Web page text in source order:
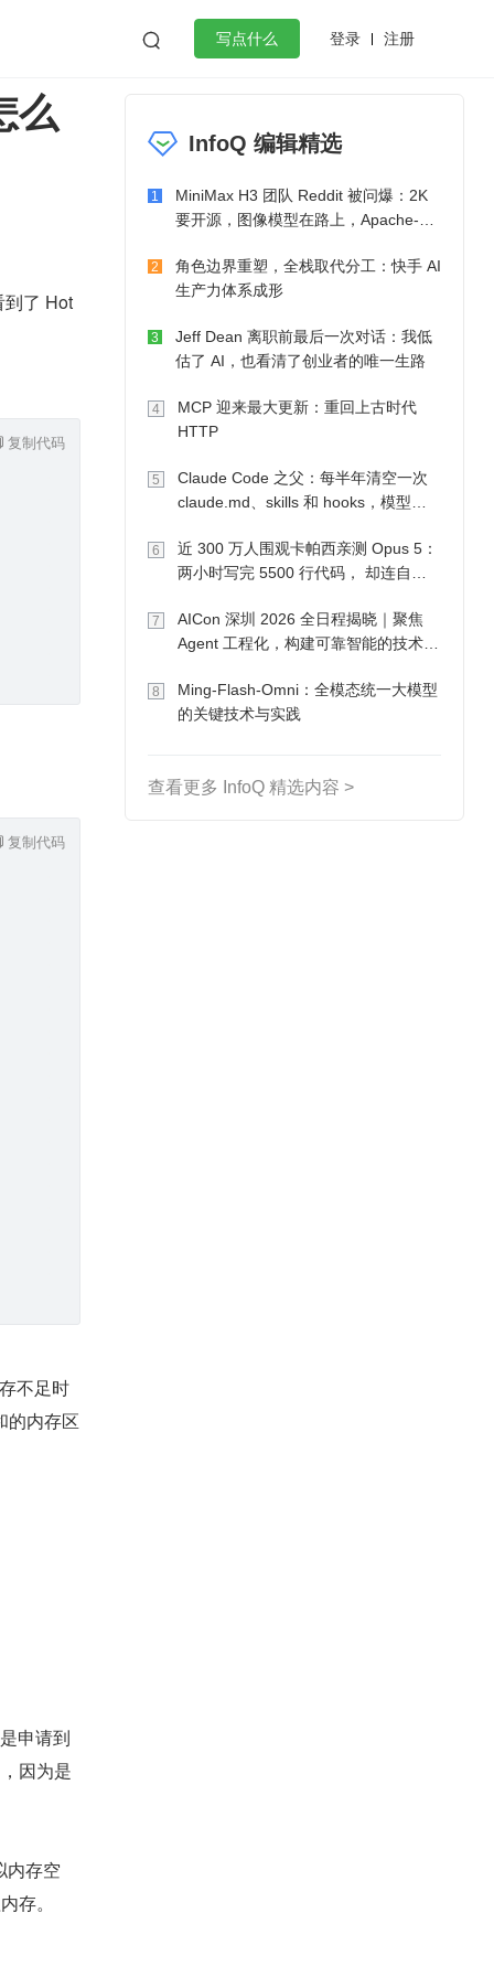
 写点什么 登录 注册
工作
微服务架构 flutter
么
到了 Hot
复制代码
复制代码
不足时
的内存区
申请到
因为是
内存空
存。
InfoQ 编辑精选
1
MiniMax H3 团队 Reddit 被问爆：2K
要开源，图像模型在路上，Apache-2.0
2
角色边界重塑，全栈取代分工：快手 AI
生产力体系成形
3
Jeff Dean 离职前最后一次对话：我低
估了 AI，也看清了创业者的唯一生路
4
MCP 迎来最大更新：重回上古时代
HTTP
5
Claude Code 之父：每半年清空一次
claude.md、skills 和 hooks，模型自
6
近 300 万人围观卡帕西亲测 Opus 5：
两小时写完 5500 行代码， 却连自己
7
AICon 深圳 2026 全日程揭晓｜聚焦
Agent 工程化，构建可靠智能的技术路
8
Ming-Flash-Omni：全模态统一大模型
的关键技术与实践
查看更多 InfoQ 精选内容 >